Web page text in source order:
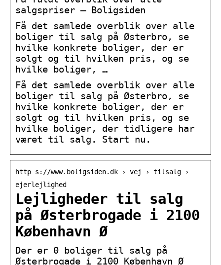
salgspriser – Boligsiden
Få det samlede overblik over alle
boliger til salg på Østerbro, se
hvilke konkrete boliger, der er
solgt og til hvilken pris, og se
hvilke boliger, …
Få det samlede overblik over alle
boliger til salg på Østerbro, se
hvilke konkrete boliger, der er
solgt og til hvilken pris, og se
hvilke boliger, der tidligere har
været til salg. Start nu.
http s://www.boligsiden.dk › vej › tilsalg ›
ejerlejlighed
Lejligheder til salg
på Østerbrogade i 2100
København Ø
Der er 0 boliger til salg på
Østerbrogade i 2100 København Ø